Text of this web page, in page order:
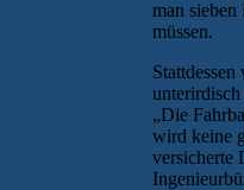
man sieben
müssen.
„Die
wird keine
versicherte